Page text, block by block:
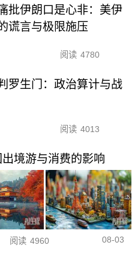
批伊朗口是心非：美伊
谎言与极限施压
阅读 4780
罗生门：政治算计与战
阅读 4013
境游与消费的影响
阅读 4960 08-03